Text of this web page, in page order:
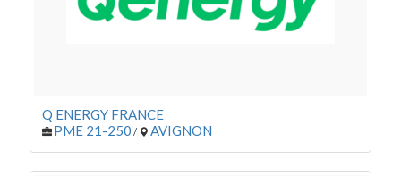
Q ENERGY FRANCE
PME 21-250 / AVIGNON